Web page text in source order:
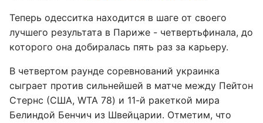
Теперь одесситка находится в шаге от своего
лучшего результата в Париже - четвертьфинала, до
которого она добиралась пять раз за карьеру.
В четвертом раунде соревнований украинка
сыграет против сильнейшей в матче между Пейтон
Стернс (США, WTA 78) и 11-й ракеткой мира
Белиндой Бенчич из Швейцарии. Отметим, что